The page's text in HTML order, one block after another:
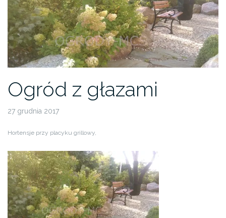
Ogród z głazami
27 grudnia 2017
Hortensje przy placyku grillowy,